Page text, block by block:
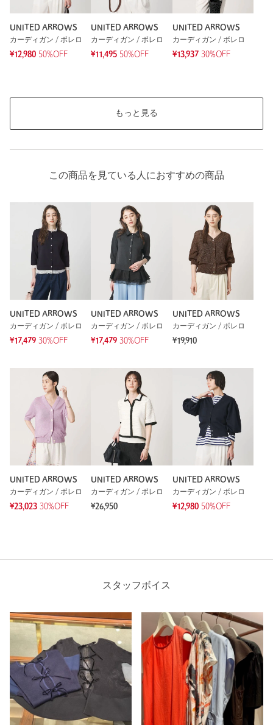
UNITED ARROWS
カーディガン / ボレロ
¥12,980 50%OFF
UNITED ARROWS
カーディガン / ボレロ
¥11,495 50%OFF
UNITED ARROWS
カーディガン / ボレロ
¥13,937 30%OFF
もっと見る
この商品を見ている人におすすめの商品
UNITED ARROWS
カーディガン / ボレロ
¥17,479 30%OFF
UNITED ARROWS
カーディガン / ボレロ
¥17,479 30%OFF
UNITED ARROWS
カーディガン / ボレロ
¥19,910
UNITED ARROWS
カーディガン / ボレロ
¥23,023 30%OFF
UNITED ARROWS
カーディガン / ボレロ
¥26,950
UNITED ARROWS
カーディガン / ボレロ
¥12,980 50%OFF
スタッフボイス